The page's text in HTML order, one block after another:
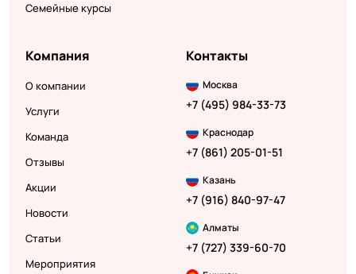
Семейные курсы
Компания
О компании
Услуги
Команда
Отзывы
Акции
Новости
Статьи
Мероприятия
Контакты
Москва
+7 (495) 984-33-73
Краснодар
+7 (861) 205-01-51
Казань
+7 (916) 840-97-47
Алматы
+7 (727) 339-60-70